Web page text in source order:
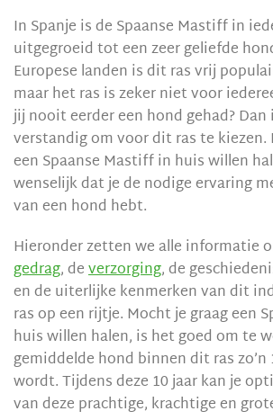
In Spanje is de Spaanse Mastiff in
uitgegroeid tot een zeer geliefde
Europese landen is dit ras vrij
maar het ras is zeker niet voor
jij nooit eerder een hond gehad?
verstandig om voor dit ras te kiezen.
een Spaanse Mastiff in huis willen
wenselijk dat je de nodige ervaring
van een hond hebt.
Hieronder zetten we alle informatie
gedrag, deverzorging, de
en de uiterlijke kenmerken van dit
ras op een rijtje. Mocht je graag een
huis willen halen, is het goed om te
gemiddelde hond binnen dit ras zo’n
wordt. Tijdens deze 10 jaar kan je
van deze prachtige, krachtige en